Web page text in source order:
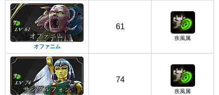
オファニム
61
疾風属
74
疾風属